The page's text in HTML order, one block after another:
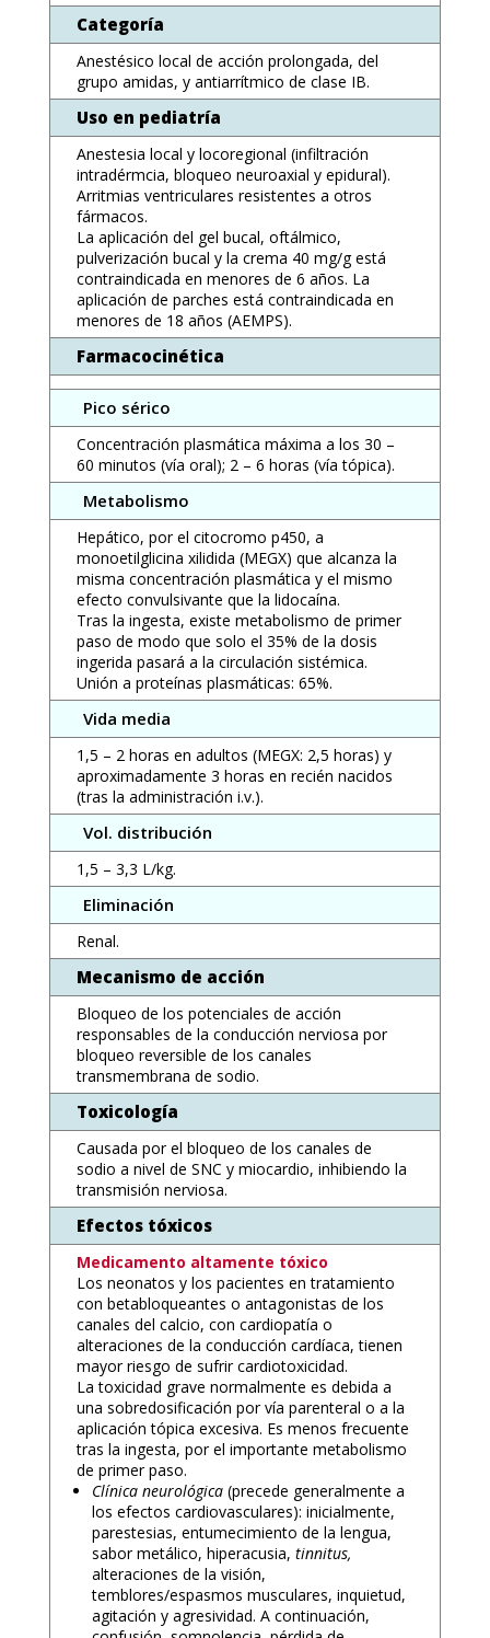
Categoría
Anestésico local de acción prolongada, del
grupo amidas, y antiarrítmico de clase IB.
Uso en pediatría
Anestesia local y locoregional (infiltración
intradérmcia, bloqueo neuroaxial y epidural).
Arritmias ventriculares resistentes a otros
fármacos.
La aplicación del gel bucal, oftálmico,
pulverización bucal y la crema 40 mg/g está
contraindicada en menores de 6 años. La
aplicación de parches está contraindicada en
menores de 18 años (AEMPS).
Farmacocinética
Pico sérico
Concentración plasmática máxima a los 30 –
60 minutos (vía oral); 2 – 6 horas (vía tópica).
Metabolismo
Hepático, por el citocromo p450, a
monoetilglicina xilidida (MEGX) que alcanza la
misma concentración plasmática y el mismo
efecto convulsivante que la lidocaína.
Tras la ingesta, existe metabolismo de primer
paso de modo que solo el 35% de la dosis
ingerida pasará a la circulación sistémica.
Unión a proteínas plasmáticas: 65%.
Vida media
1,5 – 2 horas en adultos (MEGX: 2,5 horas) y
aproximadamente 3 horas en recién nacidos
(tras la administración i.v.).
Vol. distribución
1,5 – 3,3 L/kg.
Eliminación
Renal.
Mecanismo de acción
Bloqueo de los potenciales de acción
responsables de la conducción nerviosa por
bloqueo reversible de los canales
transmembrana de sodio.
Toxicología
Causada por el bloqueo de los canales de
sodio a nivel de SNC y miocardio, inhibiendo la
transmisión nerviosa.
Efectos tóxicos
Medicamento altamente tóxico
Los neonatos y los pacientes en tratamiento
con betabloqueantes o antagonistas de los
canales del calcio, con cardiopatía o
alteraciones de la conducción cardíaca, tienen
mayor riesgo de sufrir cardiotoxicidad.
La toxicidad grave normalmente es debida a
una sobredosificación por vía parenteral o a la
aplicación tópica excesiva. Es menos frecuente
tras la ingesta, por el importante metabolismo
de primer paso.
Clínica neurológica (precede generalmente a
los efectos cardiovasculares): inicialmente,
parestesias, entumecimiento de la lengua,
sabor metálico, hiperacusia, tinnitus,
alteraciones de la visión,
temblores/espasmos musculares, inquietud,
agitación y agresividad. A continuación,